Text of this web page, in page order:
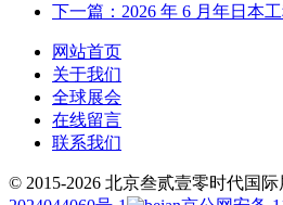
下一篇：2026 年 6 月年日本
网站首页
关于我们
全球展会
在线留言
联系我们
© 2015-2026 北京叁贰壹零时代国际